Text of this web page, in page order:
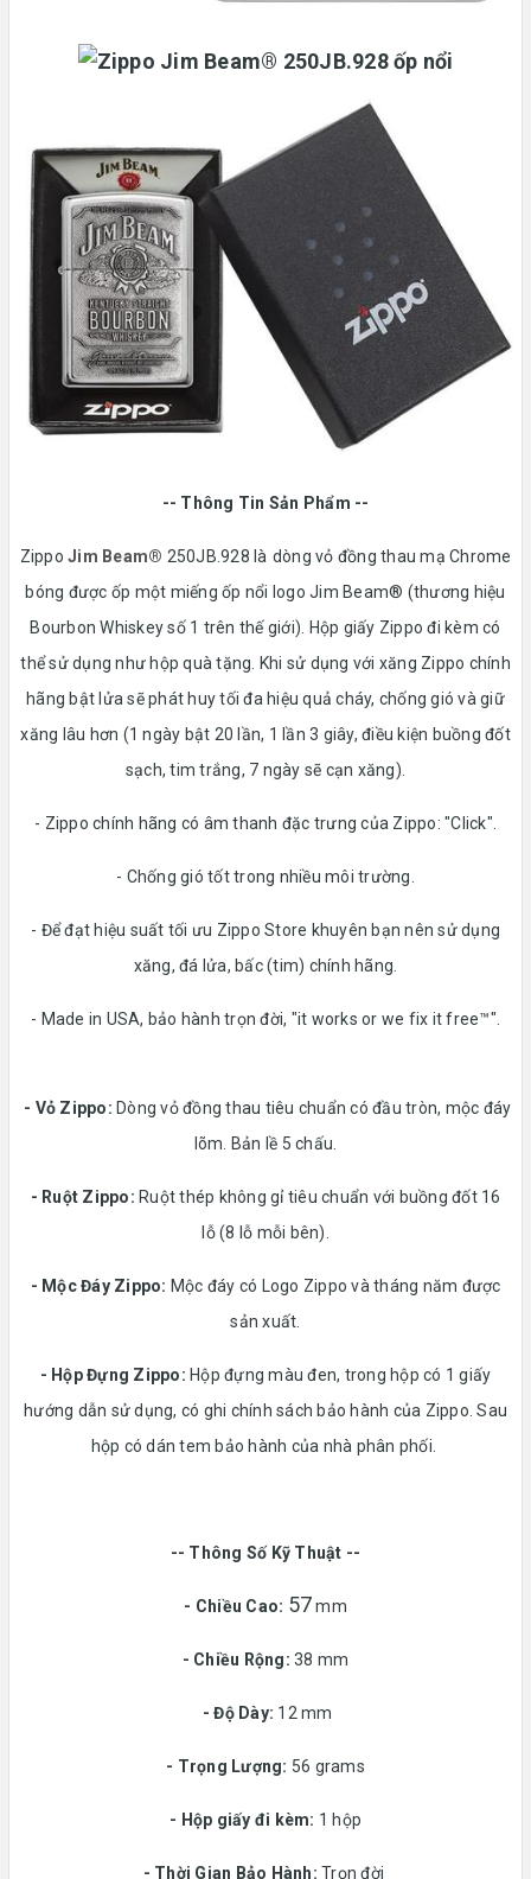
-- Thông Tin Sản Phẩm --
Zippo Jim Beam® 250JB.928 là dòng vỏ đồng thau mạ Chrome
bóng được ốp một miếng ốp nổi logo Jim Beam® (thương hiệu
Bourbon Whiskey số 1 trên thế giới). Hộp giấy Zippo đi kèm có
thể sử dụng như hộp quà tặng. Khi sử dụng với xăng Zippo chính
hãng bật lửa sẽ phát huy tối đa hiệu quả cháy, chống gió và giữ
xăng lâu hơn (1 ngày bật 20 lần, 1 lần 3 giây, điều kiện buồng đốt
sạch, tim trắng, 7 ngày sẽ cạn xăng).
- Zippo chính hãng có âm thanh đặc trưng của Zippo: "Click".
- Chống gió tốt trong nhiều môi trường.
- Để đạt hiệu suất tối ưu Zippo Store khuyên bạn nên sử dụng
xăng, đá lửa, bấc (tim) chính hãng.
- Made in USA, bảo hành trọn đời, "it works or we fix it free™".
- Vỏ Zippo: Dòng vỏ đồng thau tiêu chuẩn có đầu tròn, mộc đáy
lõm. Bản lề 5 chấu.
- Ruột Zippo: Ruột thép không gỉ tiêu chuẩn với buồng đốt 16
lỗ (8 lỗ mỗi bên).
- Mộc Đáy Zippo: Mộc đáy có Logo Zippo và tháng năm được
sản xuất.
- Hộp Đựng Zippo: Hộp đựng màu đen, trong hộp có 1 giấy
hướng dẫn sử dụng, có ghi chính sách bảo hành của Zippo. Sau
hộp có dán tem bảo hành của nhà phân phối.
-- Thông Số Kỹ Thuật --
- Chiều Cao: 57mm
- Chiều Rộng:38 mm
-Độ Dày: 12 mm
- Trọng Lượng: 56 grams
- Hộp giấy đi kèm: 1 hộp
- Thời Gian Bảo Hành: Trọn đời